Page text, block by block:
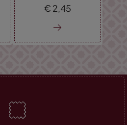
€ 2, 45